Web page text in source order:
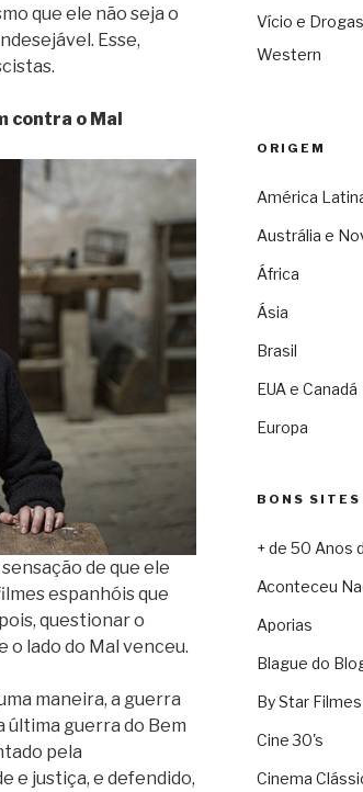
que ele não seja o
Esse,
contra o Mal
de que ele
espanhóis que
questionar o
o lado do Mal venceu.
maneira, a guerra
última guerra do Bem
pela
e justiça, e defendido,
Vício e Drogas
Western
ORIGEM
América
Austrália e
África
Ásia
Brasil
EUA e Canadá
Europa
BONS SITES
+ de 50 Anos
Aconteceu
Aporias
Blague do
By Star Filmes
Cine 30's
Cinema